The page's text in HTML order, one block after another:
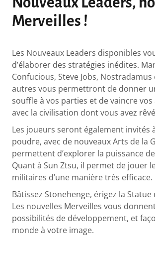
Merveilles !
Les Nouveaux Leaders disponibles
d’élaborer des stratégies inédites.
Confucious, Steve Jobs,
autres vous permettront de donner
souffle à vos parties et de vaincre
avec la civilisation dont vous avez
Les joueurs seront également invités
poudre, avec de nouveaux Arts de la
permettent d’explorer la puissance
Quant à Sun Ztsu, il permet de jouer
militaires d’une manière très efficace.
Bâtissez Stonehenge, érigez la Statue
Les nouvelles Merveilles vous
possibilités de développement, et
monde à votre image.